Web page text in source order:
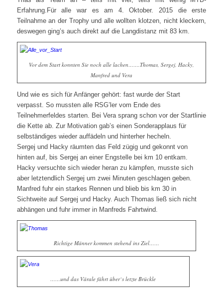
Erfahrung.Für alle war es am 4. Oktober. 2015 die erste
Teilnahme an der Trophy und alle wollten klotzen, nicht kleckern,
deswegen ging’s auch direkt auf die Langdistanz mit 83 km.
Vor dem Start konnten Sie noch alle lachen…….Thomas, Sergej, Hacky,
Manfred und Vera
Und wie es sich für Anfänger gehört: fast wurde der Start
verpasst. So mussten alle RSG’ler vom Ende des
Teilnehmerfeldes starten. Bei Vera sprang schon vor der Startlinie
die Kette ab. Zur Motivation gab’s einen Sonderapplaus für
selbständiges wieder auffädeln und hinterher hecheln.
Sergej und Hacky räumten das Feld zügig und gekonnt von
hinten auf, bis Sergej an einer Engstelle bei km 10 entkam.
Hacky versuchte sich wieder heran zu kämpfen, musste sich
aber letztendlich Sergej um zwei Minuten geschlagen geben.
Manfred fuhr ein starkes Rennen und blieb bis km 30 in
Sichtweite auf Sergej und Hacky. Auch Thomas ließ sich nicht
abhängen und fuhr immer in Manfreds Fahrtwind.
Richtige Männer kommen stehend ins Ziel……
……und das Värale fährt über`s letzte Brückle